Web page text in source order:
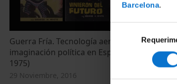
Barcelona.
de
consentiment
Guerra Fría. Tecnología aeroespacial e
imaginación política en España (1950-
1975)
29 Noviembre, 2016